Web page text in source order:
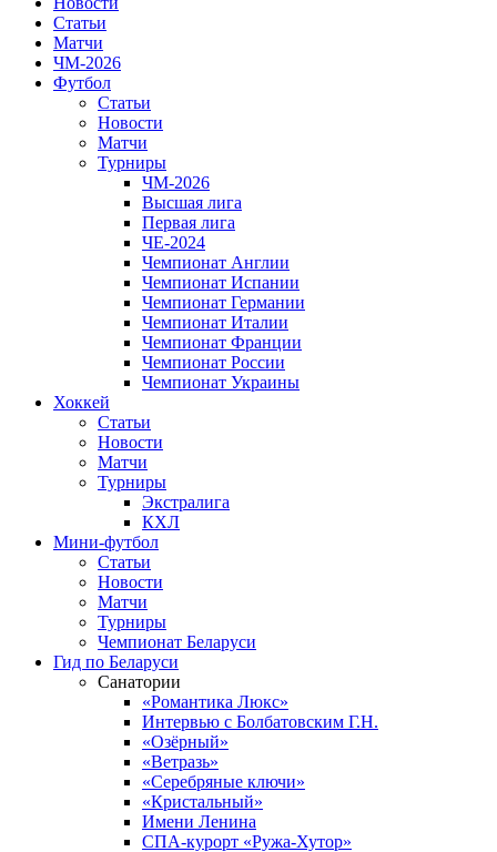
Статьи
Матчи
ЧМ-2026
Футбол
Статьи
Новости
Матчи
Турниры
ЧМ-2026
Высшая лига
Первая лига
ЧЕ-2024
Чемпионат Англии
Чемпионат Испании
Чемпионат Германии
Чемпионат Италии
Чемпионат Франции
Чемпионат России
Чемпионат Украины
Хоккей
Статьи
Новости
Матчи
Турниры
Экстралига
КХЛ
Мини-футбол
Статьи
Новости
Матчи
Турниры
Чемпионат Беларуси
Гид по Беларуси
Санатории
«Романтика Люкс»
Интервью с Болбатовским Г.Н.
«Озёрный»
«Ветразь»
«Серебряные ключи»
«Кристальный»
Имени Ленина
СПА-курорт «Ружа-Хутор»